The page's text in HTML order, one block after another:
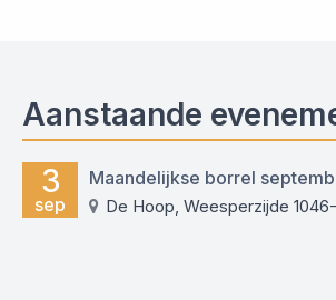
Aanstaande
3
sep
Maandelijkse borrel
De Hoop, Weesperzijde